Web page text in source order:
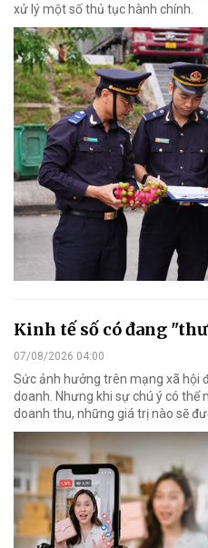
xử lý một số thủ tục hành chính.
Kinh tế số có đang
07/08/2026 04:00
Sức ảnh hưởng trên mạng xã hội
doanh. Nhưng khi sự chú ý có thể
doanh thu, những giá trị nào sẽ